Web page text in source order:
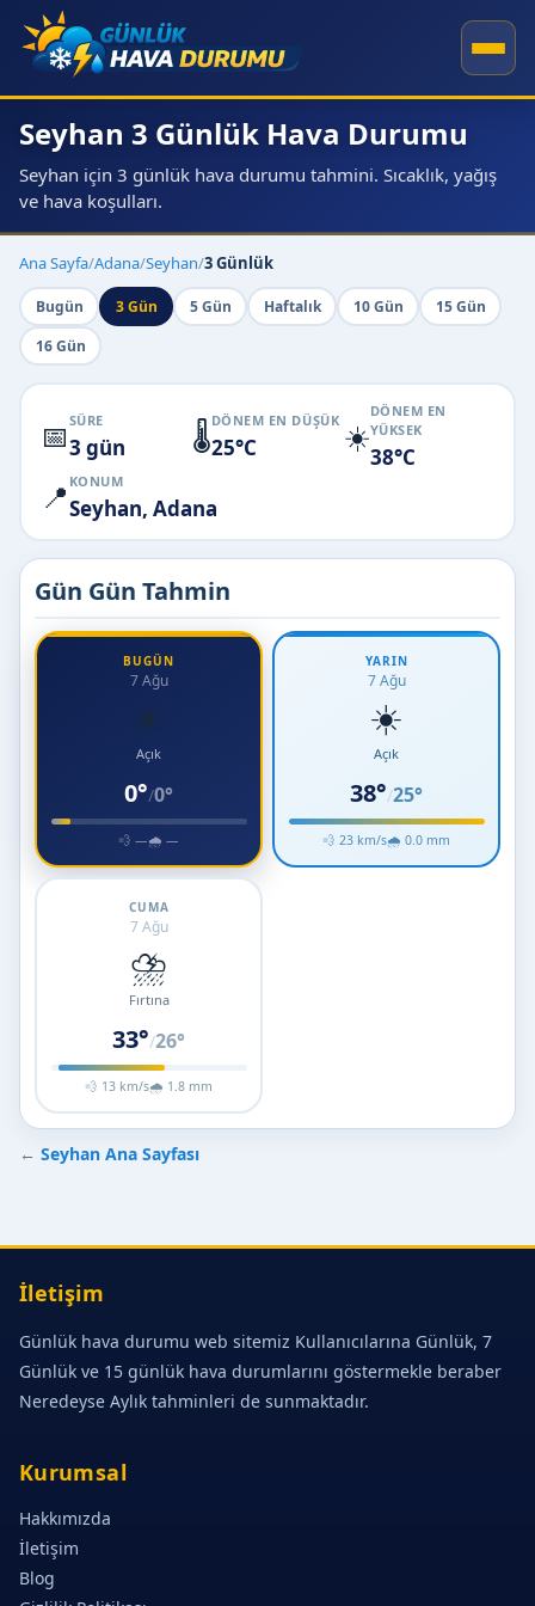
Seyhan 3 Günlük Hava Durumu
Seyhan için 3 günlük hava durumu tahmini. Sıcaklık, yağış
ve hava koşulları.
Ana Sayfa/Adana/Seyhan/3 Günlük
Bugün 3 Gün 5 Gün Haftalık 10 Gün
15 Gün
16 Gün
📅 SÜRE
3 gün 🌡️DÖNEM EN DÜŞÜK
25°C ☀️
DÖNEM EN
YÜKSEK
38°C
📍 KONUM
Seyhan, Adana
Gün Gün Tahmin
BUGÜN
7 Ağu
☀️
Açık
0°/0°
💨 —🌧 —
YARIN
7 Ağu
☀️
Açık
38°/25°
💨 23 km/s🌧 0.0 mm
CUMA
7 Ağu
⛈️
Fırtına
33°/26°
💨 13 km/s🌧 1.8 mm
← Seyhan Ana Sayfası
İletişim
Günlük hava durumu web sitemiz Kullanıcılarına Günlük, 7
Günlük ve 15 günlük hava durumlarını göstermekle beraber
Neredeyse Aylık tahminleri de sunmaktadır.
Kurumsal
Hakkımızda
İletişim
Blog